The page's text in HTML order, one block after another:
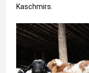
Kaschmirs.